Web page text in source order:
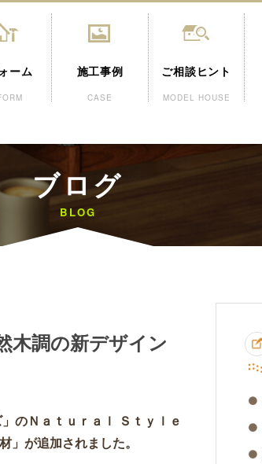
ーム 施工事例
CASE
ご相談ヒント
MODEL HOUSE
ブログ
BLOG
調の新デザイン
のＮａｔｕｒａｌ Ｓｔｙｌｅ
」が追加されました。